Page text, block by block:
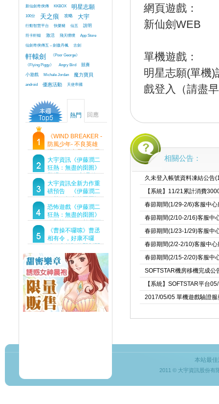
新仙劍奇俠傳
KKBOX 明星志願
100分 天之痕 攻略 大宇
行動智慧平台 快樂豬 仙五
說明
符卡軒轅
激活 飛天噗噗
App Store
仙劍奇俠傳五 – 劍傲丹楓
古劍
軒轅劍
《Poor George》
《Flying Piggy》
Angry Bird
競賽
小遊戲
Michale Jordan 魔力寶貝
android 優惠活動 天使帝國
熱門 回應
《WIND BREAKER -
防風少年- 不良英雄
譚》傳說中最強的男
人現身！即將顛覆風
鈴高中！
大宇資訊《伊藤潤二
狂熱：無盡的囹圄》
登場 Steam 新品節
首支預告片及遊戲
Demo重磅釋出
大宇資訊全新力作重
磅預告 《伊藤潤二
狂熱：無盡的囹圄》
驚悚亮相 ！伊藤潤二
恐怖世界首度進軍
Steam
恐怖遊戲《伊藤潤二
狂熱：無盡的囹圄》
今登陸Steam 詭異洋
樓開啟 同步釋出最新
預告片
《曹操不囉嗦》曹丞
相有令，好康不囉
嗦！事前預約即刻開
網頁遊戲：
新仙劍WEB
單機遊戲：
明星志願(單機
戲登入（請盡
相關公告：
久未登入帳號資料凍結公告
【系統】11/21累計消費
春節期間(1/29-2/6)客服中
春節期間(2/10-2/16)客服中
春節期間(1/23-1/29)客服中
春節期間(2/2-2/10)客服中
春節期間(2/15-2/20)客服中
SOFTSTAR機房移機完成公
【系統】SOFTSTAR平台
2017/05/05 單機遊戲驗證服
本站最
2011 © 大宇資訊股份有